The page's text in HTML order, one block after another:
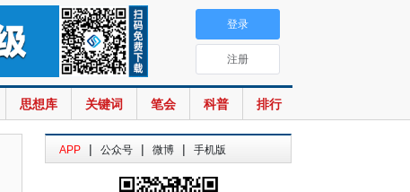
思想库 关键词 笔会 科普 排行
登录
注册
APP | 公众号 | 微博 | 手机版